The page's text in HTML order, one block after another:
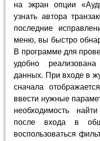
на экран опции
узнать автора
последние
меню, вы быстро
В программе для
удобно
данных. При входе в
сначала
ввести нужные
необходимость
после входа в
воспользоваться